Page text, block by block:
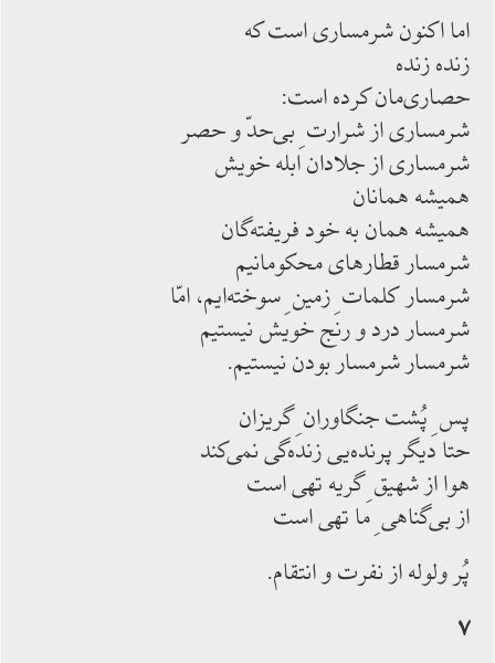
اما اكنون شرمسارى است كه
زنده زنده
حصارى‌مان كرده است:
شرمسارى از شرارت ِ بى‌حدّ و حصر
شرمسارى از جلادان ابله خويش
هميشه همانان
هميشه همان به خود فريفته‌گان
شرمسار قطارهاى محكومانيم
شرمسار كلمات ِ زمين ِ سوخته‌ايم، امّا
شرمسار درد و رنج خويش نيستيم
شرمسار شرمسار بودن نيستيم.
پس ِ پُشت جنگاوران ِ گريزان
حتا ديگر پرنده‌يى زنده‌گى نمى‌كند
هوا از شهيق ِ گريه تهى است
از بى‌گناهى ِ ما تهى است
پُر ولوله از نفرت و انتقام.
۷